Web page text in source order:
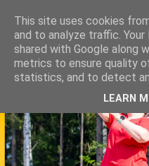
This site uses cookies
and to analyze traffic.
shared with Google along
metrics to ensure quality
statistics, and to detect
LEARN